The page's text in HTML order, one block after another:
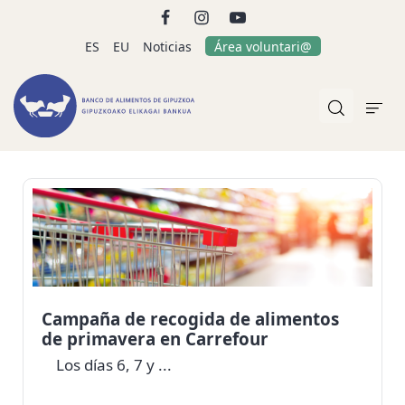
ES EU Noticias Área voluntari@
Campaña de recogida de alimentos
de primavera en Carrefour
Los días 6, 7 y ...